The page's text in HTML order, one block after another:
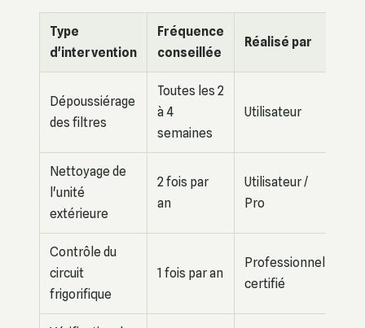
Type
d'intervention
Fréquence
conseillée
Réalisé par
Dépoussiérage
des filtres
Toutes les 2
à 4
semaines
Utilisateur
Nettoyage de
l'unité
extérieure
2 fois par
an
Utilisateur /
Pro
Contrôle du
circuit
frigorifique
1 fois par an
Professionnel
certifié